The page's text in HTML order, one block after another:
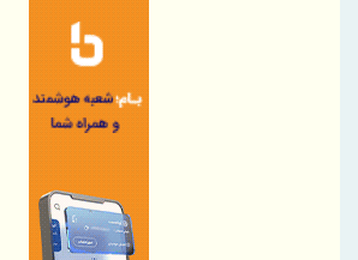
پرداخت خسارت ۵۰۰ میلیارد تومانی
بیمه پارسیان، همراه زائران اربعین با پوشش
برگزاری چهارمین نشست هم اندیشی مدیران